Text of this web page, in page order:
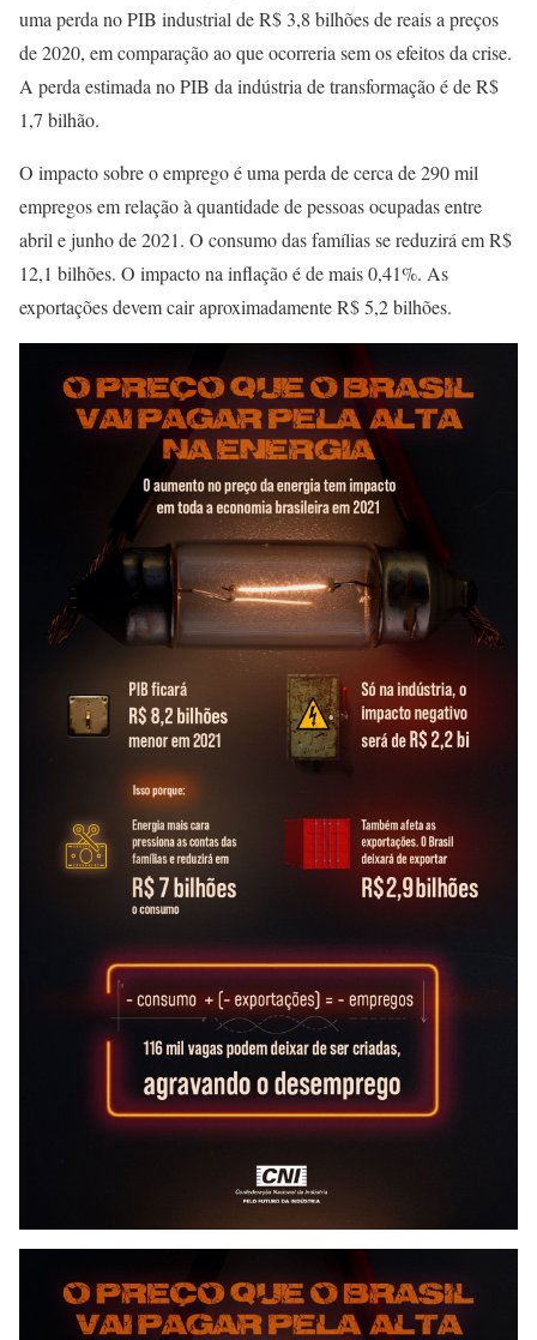
uma perda no PIB industrial de R$ 3,8 bilhões de reais a preços
de 2020, em comparação ao que ocorreria sem os efeitos da crise.
A perda estimada no PIB da indústria de transformação é de R$
1,7 bilhão.
O impacto sobre o emprego é uma perda de cerca de 290 mil
empregos em relação à quantidade de pessoas ocupadas entre
abril e junho de 2021. O consumo das famílias se reduzirá em R$
12,1 bilhões. O impacto na inflação é de mais 0,41%. As
exportações devem cair aproximadamente R$ 5,2 bilhões.